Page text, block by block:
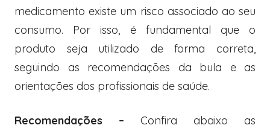
medicamento existe um risco associado ao seu
consumo. Por isso, é fundamental que o
produto seja utilizado de forma correta,
seguindo as recomendações da bula e as
orientações dos profissionais de saúde.
Recomendações – Confira abaixo as